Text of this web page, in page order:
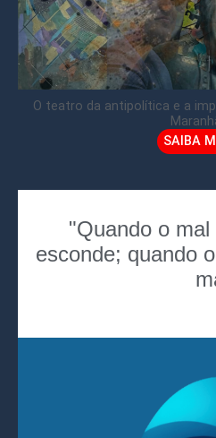
O teatro da antipolítica e a
SAIBA
"Quando o
esconde; quando